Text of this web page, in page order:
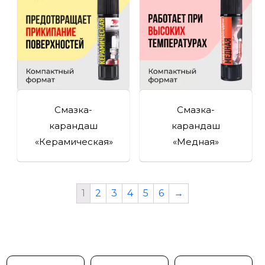
Смазка-
карандаш
«Керамическая»
Смазка-
карандаш
«Медная»
1 2 3 4 5 6 →